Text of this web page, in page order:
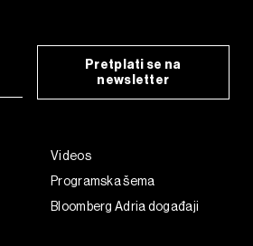
Pretplati se na
newsletter
Videos
Programska šema
Bloomberg Adria događaji